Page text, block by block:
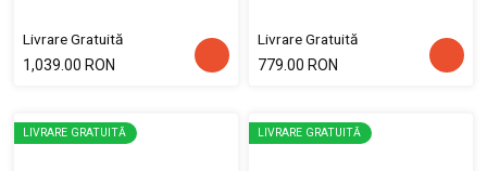
Livrare Gratuită
1,039.00 RON
Livrare Gratuită
779.00 RON
LIVRARE GRATUITĂ LIVRARE GRATUITĂ